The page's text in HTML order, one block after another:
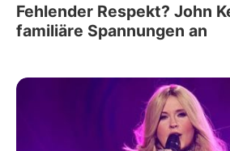
Fehlender Respekt? John
familiäre Spannungen an